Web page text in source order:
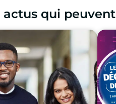
actus qui